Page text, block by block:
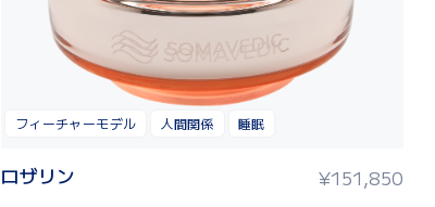
フィーチャーモデル 人間関係 睡眠
ロザリン ¥151,850